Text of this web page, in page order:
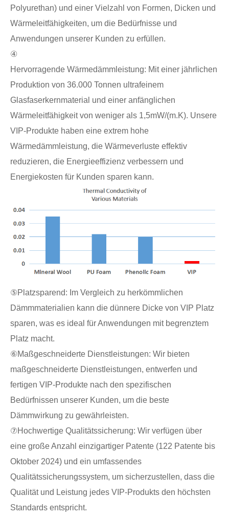
Polyurethan) und einer Vielzahl von Formen, Dicken und
Wärmeleitfähigkeiten, um die Bedürfnisse und
Anwendungen unserer Kunden zu erfüllen.
④
Hervorragende Wärmedämmleistung: Mit einer jährlichen
Produktion von 36.000 Tonnen ultrafeinem
Glasfaserkernmaterial und einer anfänglichen
Wärmeleitfähigkeit von weniger als 1,5mW/(m.K). Unsere
VIP-Produkte haben eine extrem hohe
Wärmedämmleistung, die Wärmeverluste effektiv
reduzieren, die Energieeffizienz verbessern und
Energiekosten für Kunden sparen kann.
⑤Platzsparend: Im Vergleich zu herkömmlichen
Dämmmaterialien kann die dünnere Dicke von VIP Platz
sparen, was es ideal für Anwendungen mit begrenztem
Platz macht.
⑥Maßgeschneiderte Dienstleistungen: Wir bieten
maßgeschneiderte Dienstleistungen, entwerfen und
fertigen VIP-Produkte nach den spezifischen
Bedürfnissen unserer Kunden, um die beste
Dämmwirkung zu gewährleisten.
⑦Hochwertige Qualitätssicherung: Wir verfügen über
eine große Anzahl einzigartiger Patente (122 Patente bis
Oktober 2024) und ein umfassendes
Qualitätssicherungssystem, um sicherzustellen, dass die
Qualität und Leistung jedes VIP-Produkts den höchsten
Standards entspricht.